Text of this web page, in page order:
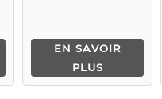
EN SAVOIR
PLUS